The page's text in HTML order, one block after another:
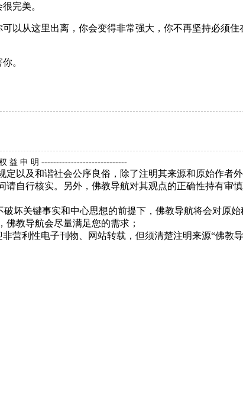
完美。
从这里出离，你会变得非常强大，你不再坚持必须住
。
益 申 明 -----------------------------
定以及和谐社会公序良俗，除了注明其来源和原始作者
自行核实。另外，佛教导航对其观点的正确性持有审
坏关键事实和中心思想的前提下，佛教导航将会对原
教导航会尽量满足您的需求；
利性电子刊物、网站转载，但须清楚注明来源“佛教导